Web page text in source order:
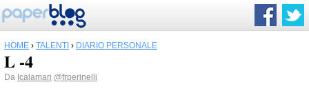
HOME › TALENTI › DIARIO PERSONALE
L -4
Da Icalamari @frperinelli